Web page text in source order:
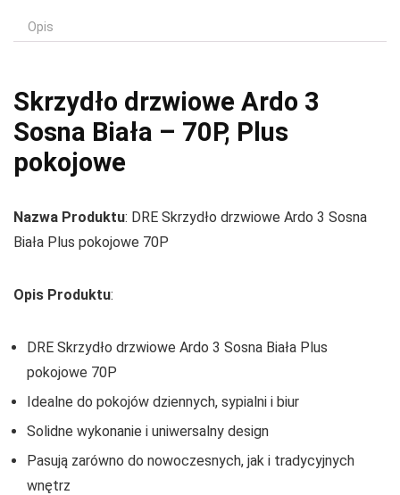
Opis
Skrzydło drzwiowe Ardo 3
Sosna Biała – 70P, Plus
pokojowe
Nazwa Produktu: DRE Skrzydło drzwiowe Ardo 3 Sosna
Biała Plus pokojowe 70P
Opis Produktu:
DRE Skrzydło drzwiowe Ardo 3 Sosna Biała Plus
pokojowe 70P
Idealne do pokojów dziennych, sypialni i biur
Solidne wykonanie i uniwersalny design
Pasują zarówno do nowoczesnych, jak i tradycyjnych
wnętrz